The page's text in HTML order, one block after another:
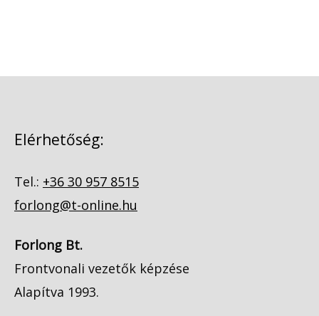
Elérhetőség:
Tel.: +36 30 957 8515
forlong@t-online.hu
Forlong Bt.
Frontvonali vezetők képzése
Alapítva 1993.